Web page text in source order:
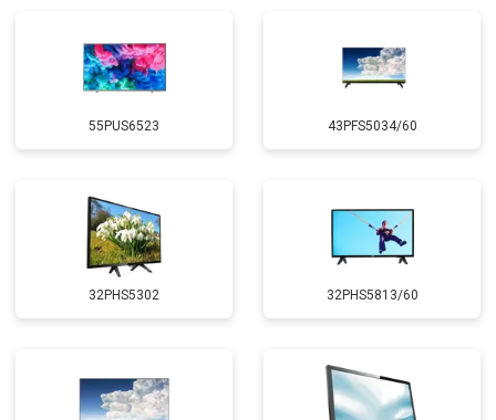
55PUS6523 43PFS5034/60
32PHS5302 32PHS5813/60